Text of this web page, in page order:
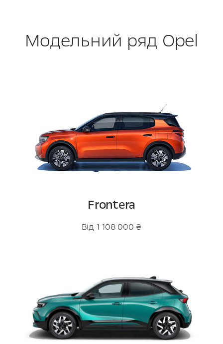
Модельний ряд Opel
Frontera
Від 1 108 000 ₴